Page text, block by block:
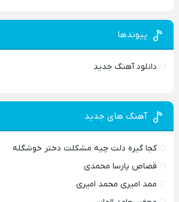
پیوندها
دانلود آهنگ جدید
آهنگ های جدید
کجا گیره دلت چیه مشکلت دختر خوشگله
قصاص پارسا محمدی
ممد امیری محمد امیری